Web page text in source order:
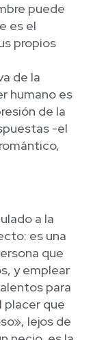
puede
es el
propios
de la
humano es
de la
-el
a la
es una
que
y emplear
para
placer que
lejos de